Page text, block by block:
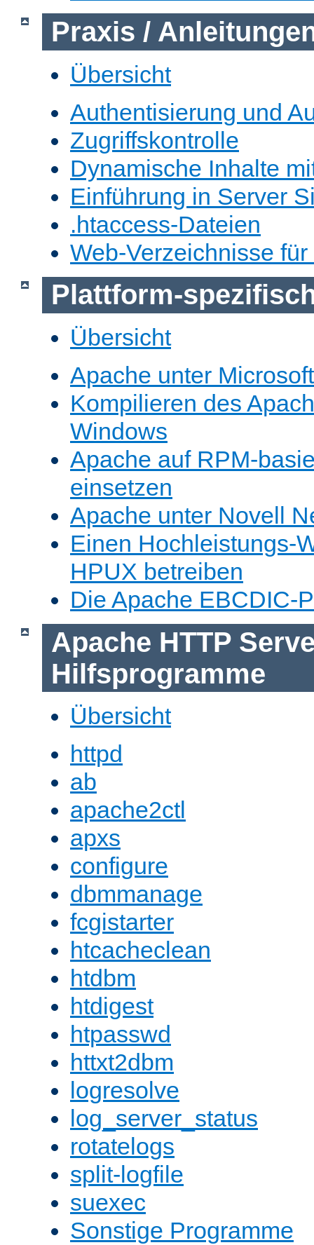
Praxis /
Übersicht
Authentisierung und
Zugriffskontrolle
Dynamische Inhalte
Einführung in Server
.htaccess-Dateien
Web-Verzeichnisse
Plattform-
Übersicht
Apache unter
Kompilieren des
Windows
Apache auf RPM-
einsetzen
Apache unter Novell
Einen Hochleistungs-
HPUX betreiben
Die Apache EBCDIC-
Apache HTTP
Hilfsprogramme
Übersicht
httpd
ab
apache2ctl
apxs
configure
dbmmanage
fcgistarter
htcacheclean
htdbm
htdigest
htpasswd
httxt2dbm
logresolve
log_server_status
rotatelogs
split-logfile
suexec
Sonstige Programme